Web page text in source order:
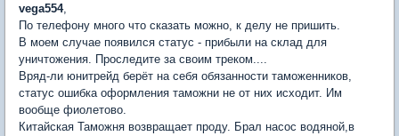
vega554,
По телефону много что сказать можно, к делу не пришить.
В моем случае появился статус - прибыли на склад для
уничтожения. Проследите за своим треком....
Вряд-ли юнитрейд берёт на себя обязанности таможенников,
статус ошибка оформления таможни не от них исходит. Им
вообще фиолетово.
Китайская Таможня возвращает проду. Брал насос водяной,в